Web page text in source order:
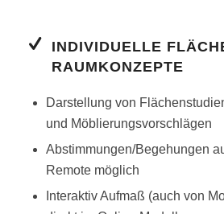
INDIVIDUELLE
RAUMKONZEPTE
Darstellung von
und Möblierungsvorschlägen
Abstimmungen/Begehungen
Remote möglich
Interaktiv Aufmaß (auch von